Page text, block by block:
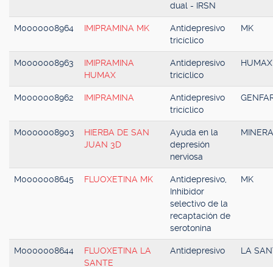
dual - IRSN
M0000008964 IMIPRAMINA MK
Antidepresivo
tricíclico
MK
M0000008963
IMIPRAMINA
HUMAX
Antidepresivo
tricíclico
HUMAX
M0000008962 IMIPRAMINA
Antidepresivo
tricíclico
M0000008903
HIERBA DE SAN
JUAN 3D
Ayuda en la
depresión
nerviosa
M0000008645 FLUOXETINA MK
Antidepresivo,
Inhibidor
selectivo de la
recaptación de
serotonina
MK
M0000008644
FLUOXETINA LA
SANTE
Antidepresivo LA